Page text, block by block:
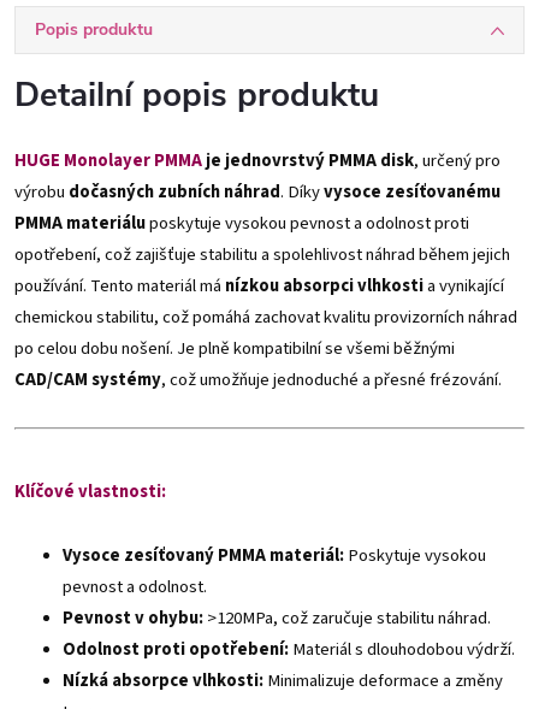
Popis produktu
Detailní popis produktu
HUGE Monolayer PMMAje jednovrstvý PMMA disk, určený pro
výrobu dočasných zubních náhrad. Díkyvysoce zesíťovanému
PMMA materiáluposkytuje vysokou pevnost a odolnost proti
opotřebení, což zajišťuje stabilitu a spolehlivost náhrad během jejich
používání. Tento materiál má nízkou absorpci vlhkostia vynikající
chemickou stabilitu, což pomáhá zachovat kvalitu provizorních náhrad
po celou dobu nošení. Je plně kompatibilní se všemi běžnými
CAD/CAM systémy, což umožňuje jednoduché a přesné frézování.
Klíčové vlastnosti:
Vysoce zesíťovaný PMMA materiál:Poskytuje vysokou
pevnost a odolnost.
Pevnost v ohybu:>120MPa, což zaručuje stabilitu náhrad.
Odolnost proti opotřebení:Materiál s dlouhodobou výdrží.
Nízká absorpce vlhkosti:Minimalizuje deformace a změny